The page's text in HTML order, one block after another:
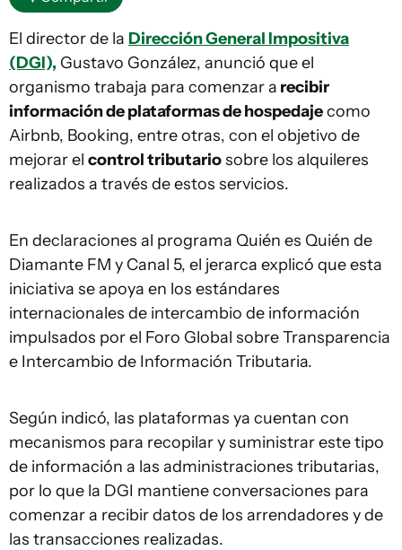
El director de la Dirección General Impositiva
(DGI), Gustavo González, anunció que el
organismo trabaja para comenzar a recibir
información de plataformas de hospedajecomo
Airbnb, Booking, entre otras, con el objetivo de
mejorar el control tributariosobre los alquileres
realizados a través de estos servicios.
En declaraciones al programa Quién es Quién de
Diamante FM y Canal 5, el jerarca explicó que esta
iniciativa se apoya en los estándares
internacionales de intercambio de información
impulsados por el Foro Global sobre Transparencia
e Intercambio de Información Tributaria.
Según indicó, las plataformas ya cuentan con
mecanismos para recopilar y suministrar este tipo
de información a las administraciones tributarias,
por lo que la DGI mantiene conversaciones para
comenzar a recibir datos de los arrendadores y de
las transacciones realizadas.